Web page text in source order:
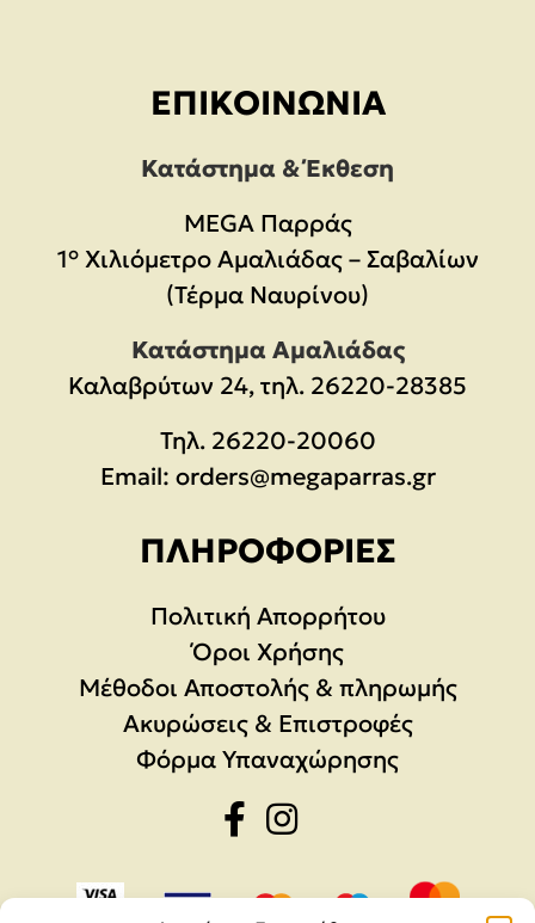
ΕΠΙΚΟΙΝΩΝΊΑ
Κατάστημα & Έκθεση
MEGA Παρράς
1° Χιλιόμετρο Αμαλιάδας – Σαβαλίων
(Τέρμα Ναυρίνου)
Κατάστημα Αμαλιάδας
Καλαβρύτων 24, τηλ. 26220-28385
Τηλ. 26220-20060
Email: orders@megaparras.gr
ΠΛΗΡΟΦΟΡΊΕΣ
Πολιτική Απορρήτου
Όροι Χρήσης
Μέθοδοι Αποστολής & πληρωμής
Ακυρώσεις & Επιστροφές
Φόρμα Υπαναχώρησης